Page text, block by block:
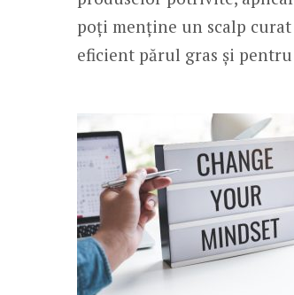
poți menține un scalp
eficient părul gras și